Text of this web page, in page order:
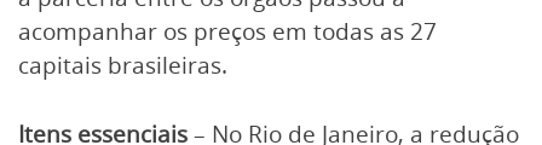
acompanhar os preços em todas as 27
capitais brasileiras.
Itens essenciais– No Rio de Janeiro, a redução